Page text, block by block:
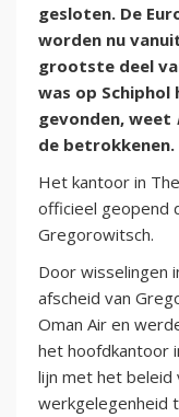
gesloten. De
worden nu
grootste deel
was op Schiphol
gevonden, weet
de betrokkenen.
Het kantoor in
officieel geopend
Gregorowitsch.
Door wisselingen
afscheid van
Oman Air en
het hoofdkantoor
lijn met het beleid
werkgelegenheid